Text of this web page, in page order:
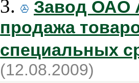
3.
Завод ОАО
продажа
специальных
(12.08.2009)